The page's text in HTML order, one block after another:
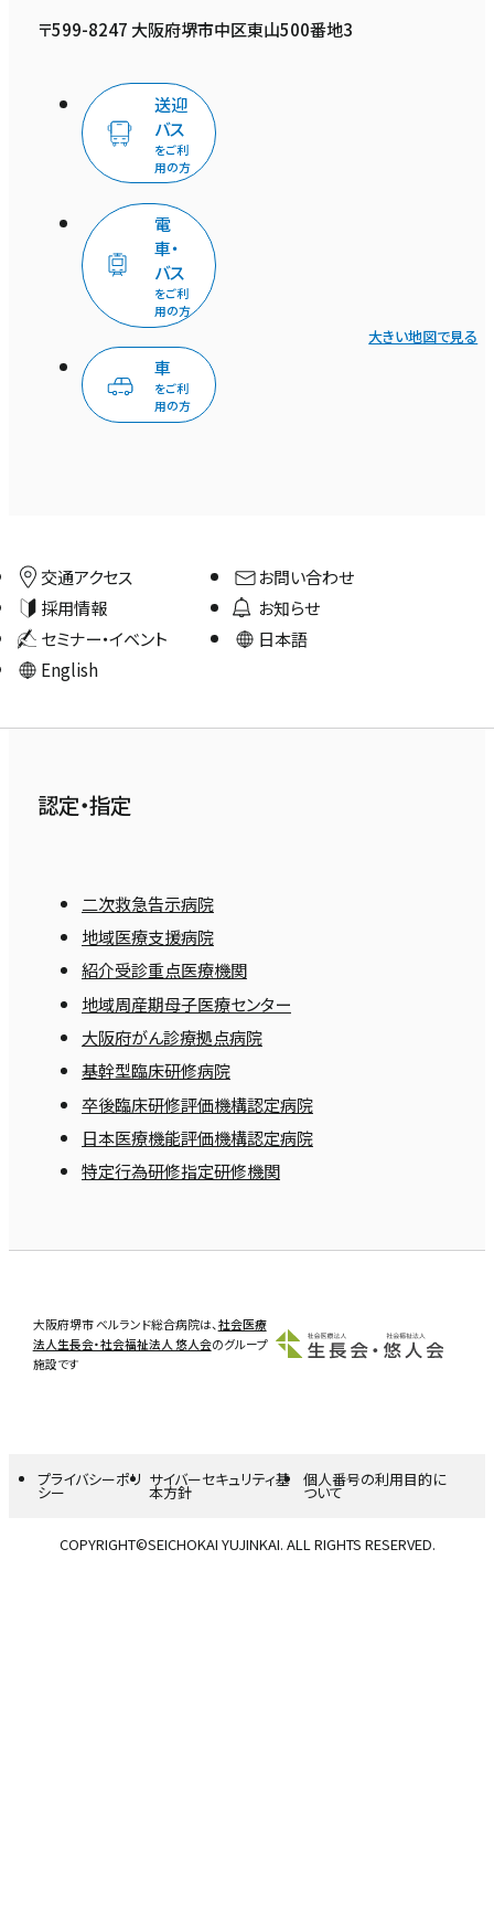
交通アクセス
お問い合わせ
採用情報
お知らせ
セミナー・イベント
日本語
English
〒599-8247 大阪府堺市中区東山500番地3
送迎
バス
をご利
用の方
電
車・
バス
をご利
用の方
車
をご利
用の方
大きい地図で見る
認定・指定
二次救急告示病院
地域医療支援病院
紹介受診重点医療機関
地域周産期母子医療センター
大阪府がん診療拠点病院
基幹型臨床研修病院
卒後臨床研修評価機構認定病院
日本医療機能評価機構認定病院
特定行為研修指定研修機関
大阪府堺市 ベルランド総合病院は、社会医療
法人生長会・社会福祉法人 悠人会のグループ
施設です
プライバシーポリ
シー
サイバーセキュリティ基
本方針
個人番号の利用目的に
ついて
COPYRIGHT©SEICHOKAI YUJINKAI. ALL RIGHTS RESERVED.